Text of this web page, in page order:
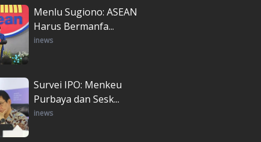
Menlu Sugiono: ASEAN
Harus Bermanfa...
inews
Survei IPO: Menkeu
Purbaya dan Sesk...
inews